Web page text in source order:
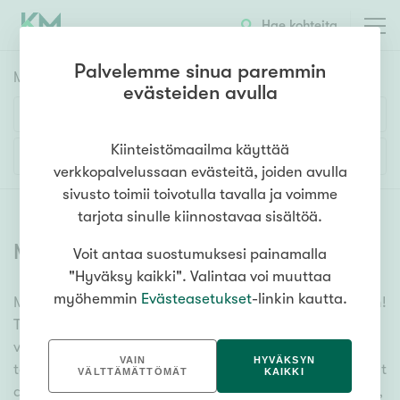
Hae kohteita
Myyntikohteet
1h 2h 3h 4h 5h+
Asuntotyyppi
Kerros-/luhtitalo
Rivitalo/paritalo
Omakoti-/erillistalo
Maa- tai metsätila
Lisää hakuehtoja
Myytävät asunnot (6356)
Meiltä löydät myytävät asunnot, oli tarpeesi mikä vain!
Tuhansien kohteiden ja satojen kiinteistönvälittäjien
verkostomme auttaa sinua kenties elämäsi
tärkeimmässä päätöksessä. Katso alta kaikki myytävät
asunnot. Hyödynnä myös kätevää hakutyökaluamme,
Palvelemme sinua paremmin
evästeiden avulla
Kiinteistömaailma käyttää
verkkopalvelussaan evästeitä, joiden avulla
sivusto toimii toivotulla tavalla ja voimme
tarjota sinulle kiinnostavaa sisältöä.
Voit antaa suostumuksesi painamalla
"Hyväksy kaikki". Valintaa voi muuttaa
myöhemmin Evästeasetukset-linkin kautta.
VAIN
VÄLTTÄMÄTTÖMÄT
HYVÄKSYN
KAIKKI